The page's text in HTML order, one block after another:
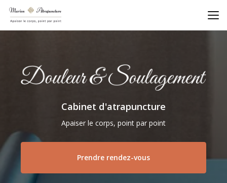
Aller
contenu
principal
Cabinet d'atrapuncture
Apaiser le corps, point par point
Prendre rendez-vous